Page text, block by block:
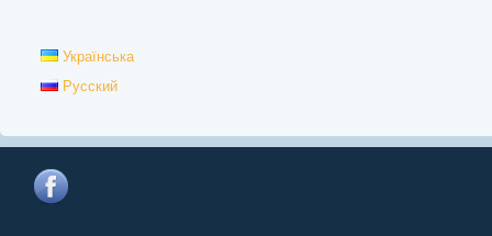
Українська
Русский